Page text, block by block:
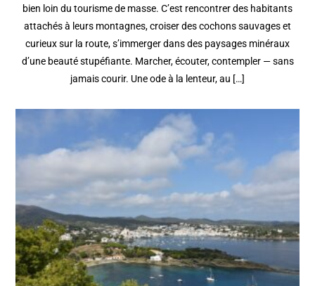
bien loin du tourisme de masse. C’est rencontrer des habitants
attachés à leurs montagnes, croiser des cochons sauvages et
curieux sur la route, s’immerger dans des paysages minéraux
d’une beauté stupéfiante. Marcher, écouter, contempler — sans
jamais courir. Une ode à la lenteur, au […]